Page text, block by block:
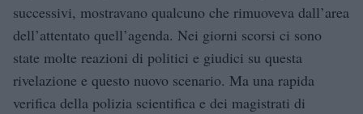
successivi, mostravano qualcuno che rimuoveva dall’area
dell’attentato quell’agenda. Nei giorni scorsi ci sono
state molte reazioni di politici e giudici su questa
rivelazione e questo nuovo scenario. Ma una rapida
verifica della polizia scientifica e dei magistrati di